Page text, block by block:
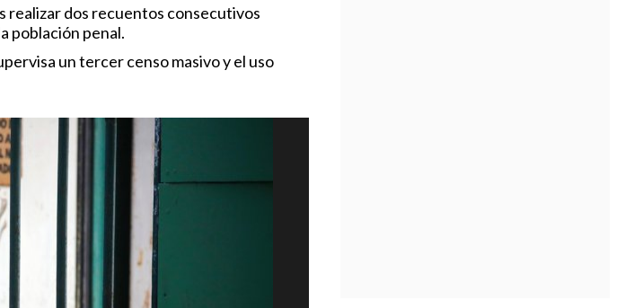
realizar dos recuentos consecutivos
población penal.
un tercer censo masivo y el uso